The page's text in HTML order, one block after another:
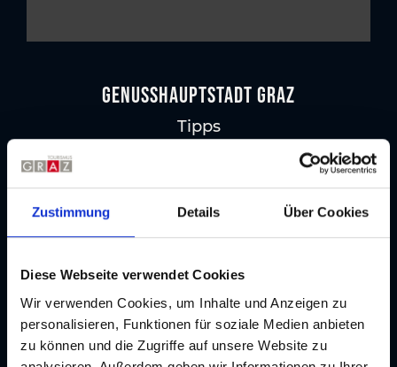
Zustimmung Details Über Cookies
Diese Webseite verwendet Cookies
Wir verwenden Cookies, um Inhalte und Anzeigen zu
personalisieren, Funktionen für soziale Medien anbieten
zu können und die Zugriffe auf unsere Website zu
GenussHauptstadt Graz
Tipps
Kulinarische Rundgänge
Kulinarik